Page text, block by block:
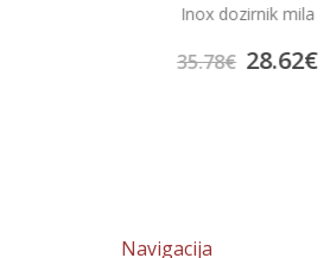
Inox dozirnik mila
35.78€ 28.62€
Navigacija